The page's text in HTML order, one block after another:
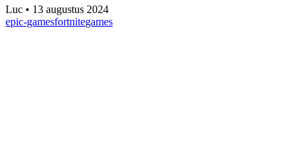
Luc • 13 augustus 2024
epic-gamesfortnitegames